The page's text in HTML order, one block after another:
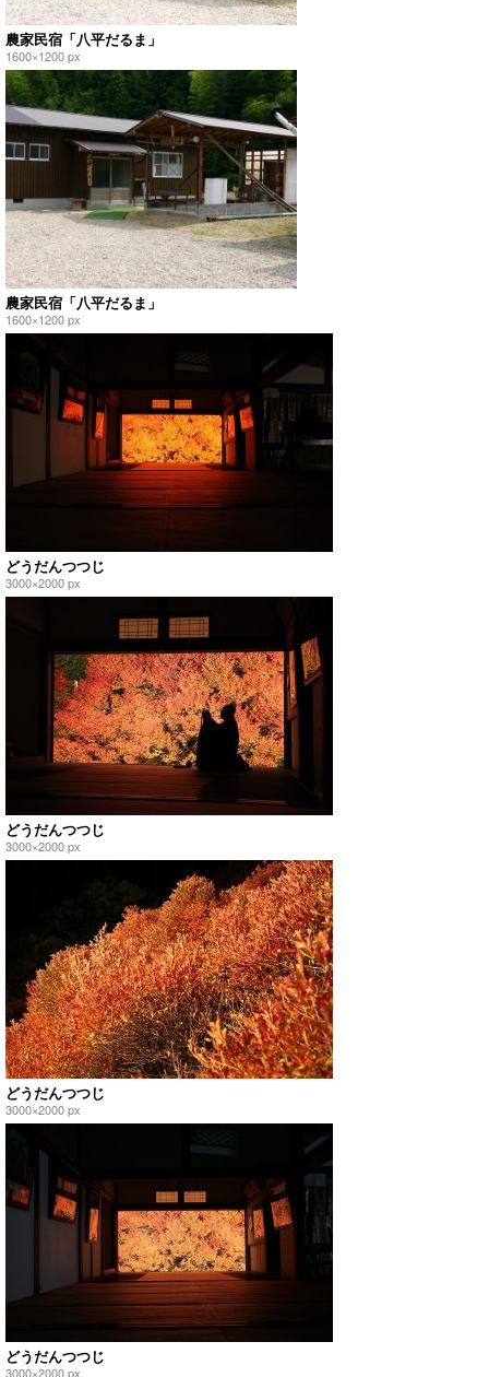
農家民宿「八平だるま」
1600×1200 px
農家民宿「八平だるま」
1600×1200 px
どうだんつつじ
3000×2000 px
どうだんつつじ
3000×2000 px
どうだんつつじ
3000×2000 px
どうだんつつじ
3000×2000 px